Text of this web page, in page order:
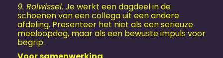
9. Rolwissel. Je werkt een dagdeel in de
schoenen van een collega uit een andere
afdeling. Presenteer het niet als een serieuze
meeloopdag, maar als een bewuste impuls voor
begrip.